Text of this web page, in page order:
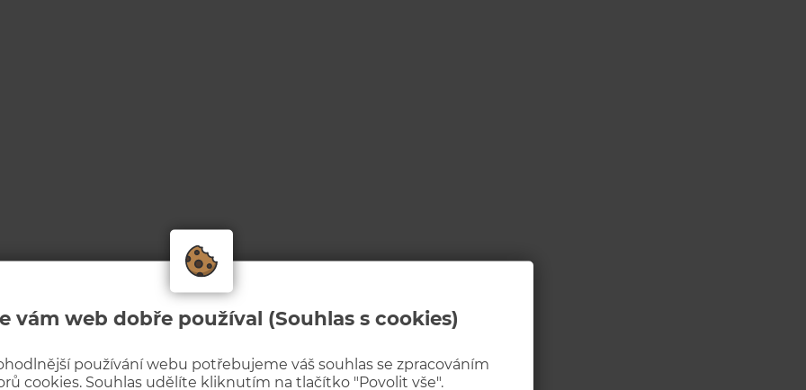
vám web dobře používal (Souhlas s cookies)
používání webu potřebujeme váš souhlas se zpracováním
cookies. Souhlas udělíte kliknutím na tlačítko "Povolit vše".